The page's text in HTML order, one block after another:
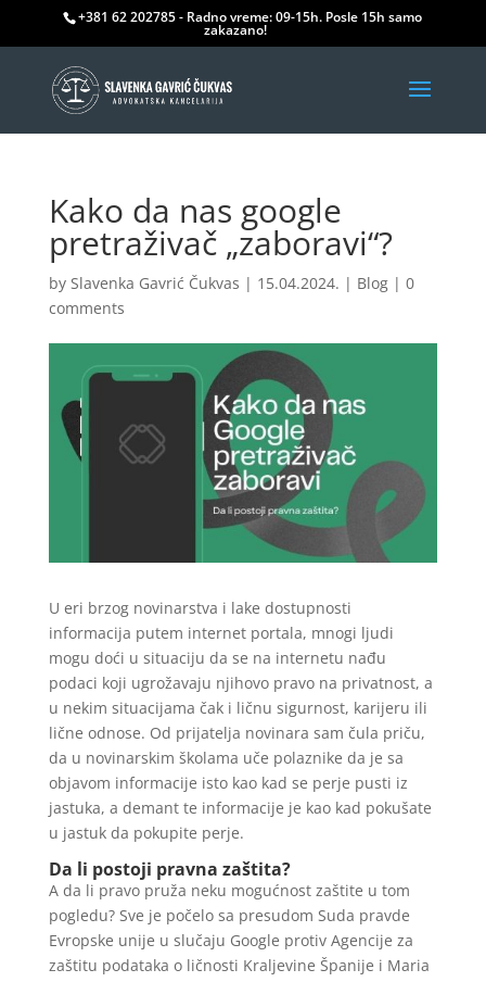
+381 62 202785 - Radno vreme: 09-15h. Posle 15h samo
zakazano!
Kako da nas google
pretraživač „zaboravi“?
by Slavenka Gavrić Čukvas | 15.04.2024. | Blog| 0
comments
U eri brzog novinarstva i lake dostupnosti
informacija putem internet portala, mnogi ljudi
mogu doći u situaciju da se na internetu nađu
podaci koji ugrožavaju njihovo pravo na privatnost, a
u nekim situacijama čak i ličnu sigurnost, karijeru ili
lične odnose. Od prijatelja novinara sam čula priču,
da u novinarskim školama uče polaznike da je sa
objavom informacije isto kao kad se perje pusti iz
jastuka, a demant te informacije je kao kad pokušate
u jastuk da pokupite perje.
Da li postoji pravna zaštita?
A da li pravo pruža neku mogućnost zaštite u tom
pogledu? Sve je počelo sa presudom Suda pravde
Evropske unije u slučaju Google protiv Agencije za
zaštitu podataka o ličnosti Kraljevine Španije i Maria